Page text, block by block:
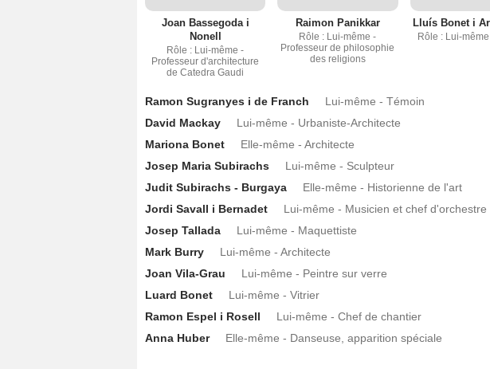
Joan Bassegoda i
Nonell
Rôle : Lui-même -
Professeur d'architecture
de Catedra Gaudi
Raimon Panikkar
Rôle : Lui-même -
Professeur de philosophie
des religions
Lluís Bonet i
Rôle : Lui-
Ramon Sugranyes i de Franch
Lui-même - Témoin
David Mackay
Lui-même - Urbaniste-Architecte
Mariona Bonet
Elle-même - Architecte
Josep Maria Subirachs
Lui-même - Sculpteur
Judit Subirachs - Burgaya
Elle-même - Historienne de l'art
Jordi Savall i Bernadet
Lui-même - Musicien et chef d'orchestre
Josep Tallada
Lui-même - Maquettiste
Mark Burry
Lui-même - Architecte
Joan Vila-Grau
Lui-même - Peintre sur verre
Luard Bonet
Lui-même - Vitrier
Ramon Espel i Rosell
Lui-même - Chef de chantier
Anna Huber
Elle-même - Danseuse, apparition spéciale